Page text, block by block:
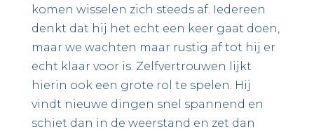
komen wisselen zich steeds af. Iedereen
denkt dat hij het echt een keer gaat doen,
maar we wachten maar rustig af tot hij er
echt klaar voor is. Zelfvertrouwen lijkt
hierin ook een grote rol te spelen. Hij
vindt nieuwe dingen snel spannend en
schiet dan in de weerstand en zet dan